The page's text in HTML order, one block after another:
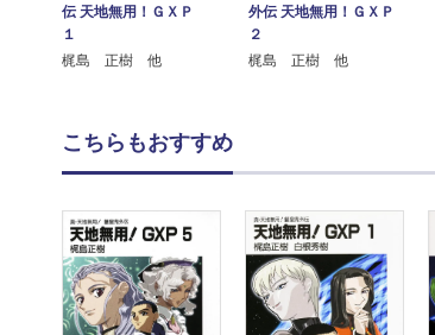
伝 天地無用！ＧＸＰ
１
梶島 正樹 他
外伝 天地無用！ＧＸＰ
２
梶島 正樹 他
こちらもおすすめ